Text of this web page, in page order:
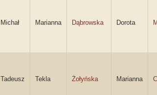
Michał Marianna Dąbrowska Dorota
Tadeusz Tekla Żołyńska Marianna